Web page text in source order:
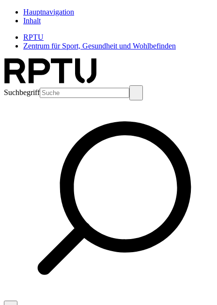
Hauptnavigation
Inhalt
RPTU
Zentrum für Sport, Gesundheit und Wohlbefinden
Suchbegriff